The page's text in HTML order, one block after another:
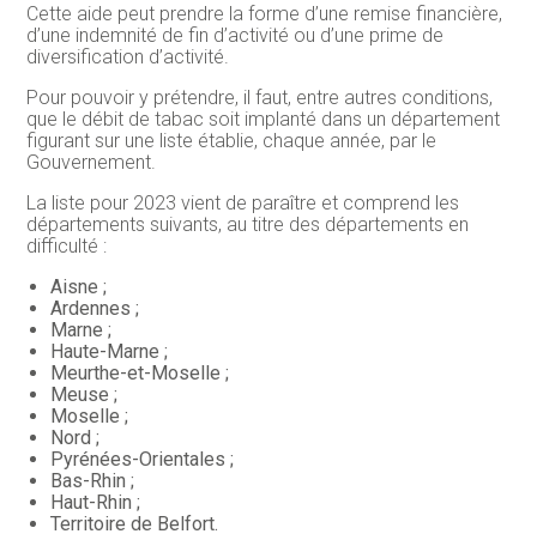
Cette aide peut prendre la forme d’une remise financière,
d’une indemnité de fin d’activité ou d’une prime de
diversification d’activité.
Pour pouvoir y prétendre, il faut, entre autres conditions,
que le débit de tabac soit implanté dans un département
figurant sur une liste établie, chaque année, par le
Gouvernement.
La liste pour 2023 vient de paraître et comprend les
départements suivants, au titre des départements en
difficulté :
Aisne ;
Ardennes ;
Marne ;
Haute-Marne ;
Meurthe-et-Moselle ;
Meuse ;
Moselle ;
Nord ;
Pyrénées-Orientales ;
Bas-Rhin ;
Haut-Rhin ;
Territoire de Belfort.